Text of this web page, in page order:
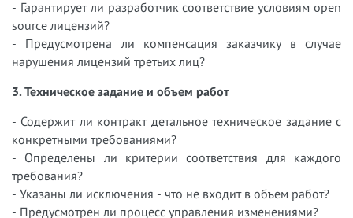
- Гарантирует ли разработчик соответствие условиям open
source лицензий?
- Предусмотрена ли компенсация заказчику в случае
нарушения лицензий третьих лиц?
3. Техническое задание и объем работ
- Содержит ли контракт детальное техническое задание с
конкретными требованиями?
- Определены ли критерии соответствия для каждого
требования?
- Указаны ли исключения - что не входит в объем работ?
- Предусмотрен ли процесс управления изменениями?